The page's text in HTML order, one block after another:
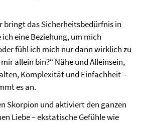
bringt das Sicherheitsbedürfnis in
ich eine Beziehung, um mich
fühl ich mich nur dann wirklich zu
allein bin?“ Nähe und Alleinsein,
Komplexität und Einfachheit –
es an.
Skorpion und aktiviert den ganzen
Liebe – ekstatische Gefühle wie